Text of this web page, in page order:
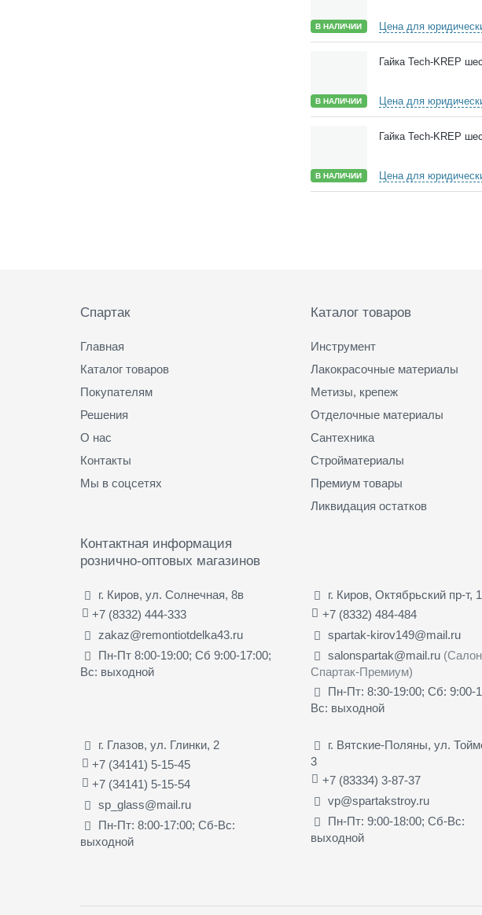
В НАЛИЧИИ Цена для
В НАЛИЧИИ
Гайка Tech-KREP
Цена для
В НАЛИЧИИ
Гайка Tech-KREP
Цена для
Спартак
Главная
Каталог товаров
Покупателям
Решения
О нас
Контакты
Мы в соцсетях
Каталог товаров
Инструмент
Лакокрасочные материалы
Метизы, крепеж
Отделочные материалы
Сантехника
Стройматериалы
Премиум товары
Ликвидация остатков
Контактная информация
рознично-оптовых магазинов
г. Киров, ул. Солнечная, 8в
+7 (8332) 444-333
zakaz@remontiotdelka43.ru
Пн-Пт 8:00-19:00; Сб 9:00-17:00;
Вс: выходной
г. Киров, Октябрьский пр-т,
+7 (8332) 484-484
spartak-kirov149@mail.ru
salonspartak@mail.ru (Салон
Спартак-Премиум)
Пн-Пт: 8:30-19:00; Сб: 9:00-
Вс: выходной
г. Глазов, ул. Глинки, 2
+7 (34141) 5-15-45
+7 (34141) 5-15-54
sp_glass@mail.ru
Пн-Пт: 8:00-17:00; Сб-Вс:
выходной
г. Вятские-Поляны, ул.
3
+7 (83334) 3-87-37
vp@spartakstroy.ru
Пн-Пт: 9:00-18:00; Сб-Вс:
выходной